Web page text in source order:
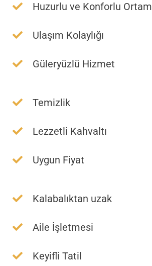
Huzurlu ve Konforlu Ortam
Ulaşım Kolaylığı
Güleryüzlü Hizmet
Temizlik
Lezzetli Kahvaltı
Uygun Fiyat
Kalabalıktan uzak
Aile İşletmesi
Keyifli Tatil